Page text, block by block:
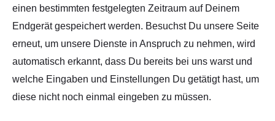
einen bestimmten festgelegten Zeitraum auf Deinem
Endgerät gespeichert werden. Besuchst Du unsere Seite
erneut, um unsere Dienste in Anspruch zu nehmen, wird
automatisch erkannt, dass Du bereits bei uns warst und
welche Eingaben und Einstellungen Du getätigt hast, um
diese nicht noch einmal eingeben zu müssen.